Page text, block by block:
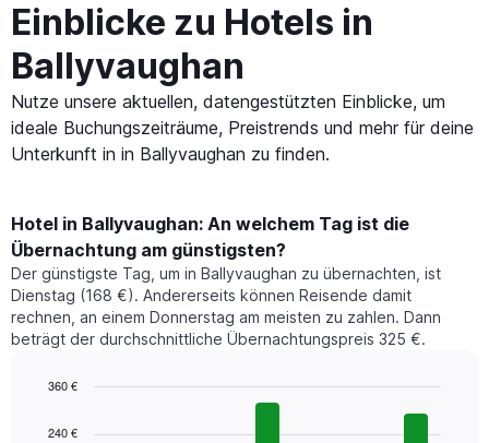
Einblicke zu Hotels in
Ballyvaughan
Nutze unsere aktuellen, datengestützten Einblicke, um
ideale Buchungszeiträume, Preistrends und mehr für deine
Unterkunft in in Ballyvaughan zu finden.
Hotel in Ballyvaughan: An welchem Tag ist die
Übernachtung am günstigsten?
Der günstigste Tag, um in Ballyvaughan zu übernachten, ist
Dienstag (168 €). Andererseits können Reisende damit
rechnen, an einem Donnerstag am meisten zu zahlen. Dann
beträgt der durchschnittliche Übernachtungspreis 325 €.
chart
240 €
360 €